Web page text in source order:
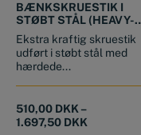
BÆNKSKRUESTIK I
STØBT STÅL (HEAVY-
DUTY)
Ekstra kraftig skruestik
udført i støbt stål med
hærdede...
510,00 DKK –
1.697,50 DKK